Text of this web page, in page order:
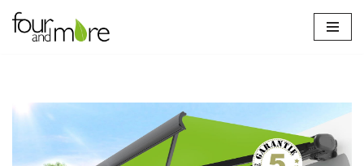
Zum